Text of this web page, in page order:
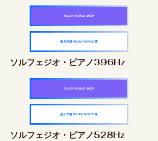
RELAX WORLD SHOP
楽天市場 RELAX WORLD店
ソルフェジオ・ピアノ396Hz
RELAX WORLD SHOP
楽天市場 RELAX WORLD店
ソルフェジオ・ピアノ528Hz